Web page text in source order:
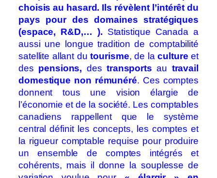
choisis au hasard. Ils révèlent l’intérêt du
pays pour des domaines stratégiques
(espace, R&D,… ). Statistique Canada a
aussi une longue tradition de comptabilité
satellite allant dutourisme, de laculture et
des pensions, des transports au travail
domestique non rémunéré. Ces comptes
donnent tous une vision élargie de
l’économie et de la société. Les comptables
canadiens rappellent que le système
central définit les concepts, les comptes et
la rigueur comptable requise pour produire
un ensemble de comptes intégrés et
cohérents, mais il donne la souplesse de